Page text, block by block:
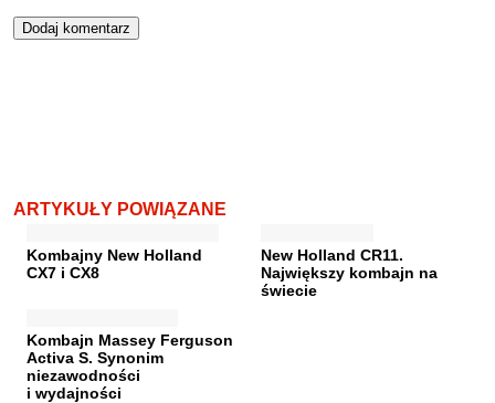
ARTYKUŁY POWIĄZANE
Kombajny New Holland
CX7 i CX8
New Holland CR11.
Największy kombajn na
świecie
Kombajn Massey Ferguson
Activa S. Synonim
niezawodności
i wydajności